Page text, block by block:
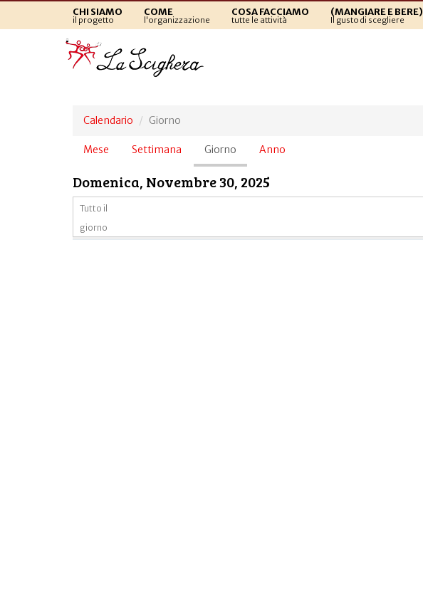
CHI SIAMO
il progetto
COME
l'organizzazione
COSA FACCIAMO
tutte le attività
(MANGIARE E BERE)
Il gusto di scegliere
Calendario Giorno
Schede
Mese Settimana Giorno (scheda
attiva)
Anno
Domenica, Novembre 30, 2025
Tutto il
giorno